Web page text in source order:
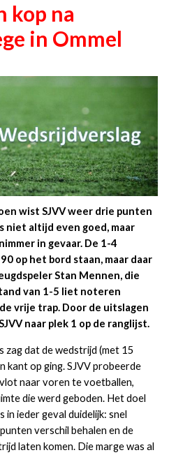
kop na
in Ommel
wist SJVV weer drie punten
niet altijd even goed, maar
in gevaar. De 1-4
op het bord staan, maar daar
Stan Mennen, die
van 1-5 liet noteren
vrije trap. Door de uitslagen
naar plek 1 op de ranglijst.
zag dat de wedstrijd (met 15
kant op ging. SJVV probeerde
naar voren te voetballen,
die werd geboden. Het doel
ieder geval duidelijk: snel
verschil behalen en de
laten komen. Die marge was al